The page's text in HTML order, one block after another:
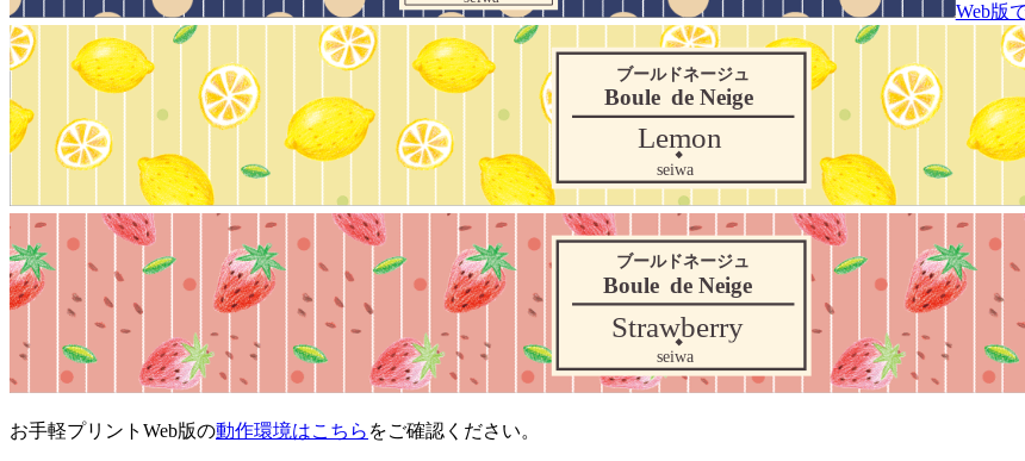
Web版
お手軽プリントWeb版の動作環境はこちら をご確認ください。